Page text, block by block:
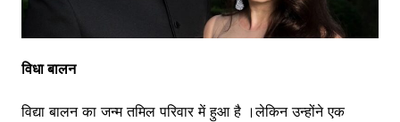
विधा बालन
विद्या बालन का जन्म तमिल परिवार में हुआ है ।लेकिन उन्होंने एक